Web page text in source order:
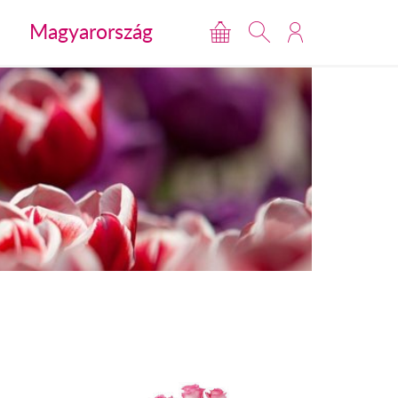
Magyarország